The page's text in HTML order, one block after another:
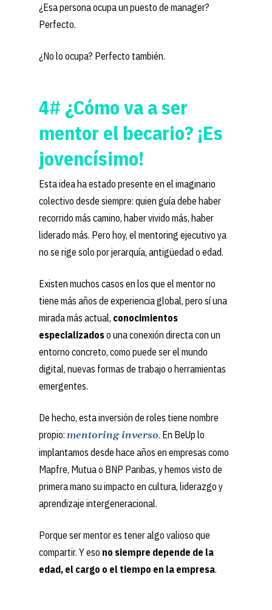
¿Esa persona ocupa un puesto de manager?
Perfecto.
¿No lo ocupa? Perfecto también.
4# ¿Cómo va a ser
mentor el becario? ¡Es
jovencísimo!
Esta idea ha estado presente en el imaginario
colectivo desde siempre: quien guía debe haber
recorrido más camino, haber vivido más, haber
liderado más. Pero hoy, el mentoring ejecutivo ya
no se rige solo por jerarquía, antigüedad o edad.
Existen muchos casos en los que el mentor no
tiene más años de experiencia global, pero sí una
mirada más actual, conocimientos
especializadoso una conexión directa con un
entorno concreto, como puede ser el mundo
digital, nuevas formas de trabajo o herramientas
emergentes.
De hecho, esta inversión de roles tiene nombre
propio: mentoring inverso. En BeUp lo
implantamos desde hace años en empresas como
Mapfre, Mutua o BNP Paribas, y hemos visto de
primera mano su impacto en cultura, liderazgo y
aprendizaje intergeneracional.
Porque ser mentor es tener algo valioso que
compartir. Y eso no siempre depende de la
edad, el cargo o el tiempo en la empresa.